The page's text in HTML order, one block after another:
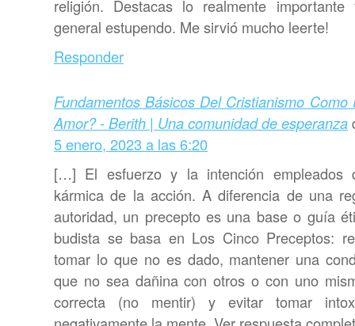
religión. Destacas lo realmente
general estupendo. Me sirvió mucho leerte!
Responder
Fundamentos Básicos Del Cristianismo
Amor? - Berith | Una comunidad de esperanza
5 enero, 2023 a las 6:20
[…] El esfuerzo y la intención empleados
kármica de la acción. A diferencia de una
autoridad, un precepto es una base o guía
budista se basa en Los Cinco Preceptos:
tomar lo que no es dado, mantener una
que no sea dañina con otros o con uno
correcta (no mentir) y evitar tomar